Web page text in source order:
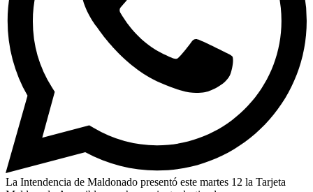
La Intendencia de Maldonado presentó este martes 12 la Tarjeta